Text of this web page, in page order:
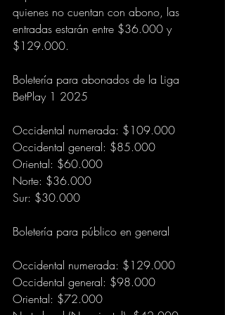
quienes no cuentan con abono, las
entradas estarán entre $36.000 y
$129.000.
Boletería para abonados de la Liga
BetPlay 1 2025
Occidental numerada: $109.000
Occidental general: $85.000
Oriental: $60.000
Norte: $36.000
Sur: $30.000
Boletería para público en general
Occidental numerada: $129.000
Occidental general: $98.000
Oriental: $72.000